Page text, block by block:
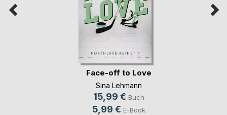
Face-off to Love
Sina Lehmann
15,99 € Buch
5,99 € E-Book